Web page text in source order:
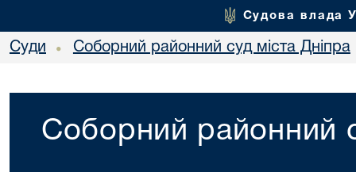
Судова влада
Суди • Соборний районний суд міста Дніпра
Соборний районний